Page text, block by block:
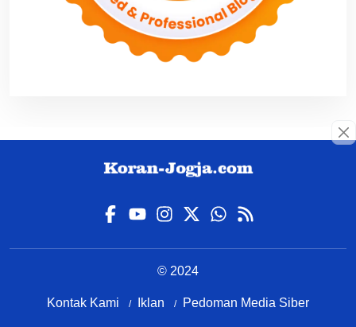
© 2024
Kontak Kami Iklan Pedoman Media Siber